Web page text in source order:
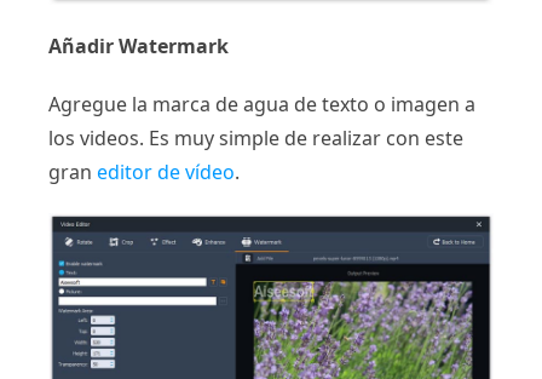
Añadir Watermark
Agregue la marca de agua de texto o imagen a
los videos. Es muy simple de realizar con este
gran editor de vídeo.